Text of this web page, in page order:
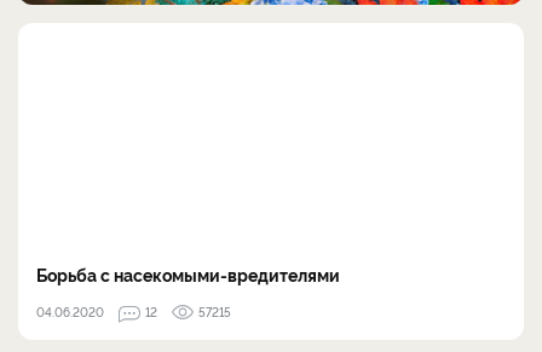
Борьба с насекомыми-вредителями
04.06.2020 12 57215